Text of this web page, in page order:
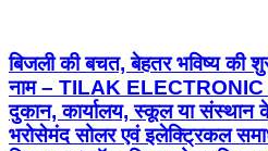
बिजली की बचत, बेहतर भविष्य की
नाम – TILAK
दुकान, कार्यालय, स्कूल या
भरोसेमंद सोलर एवं इलेक्ट्रिकल